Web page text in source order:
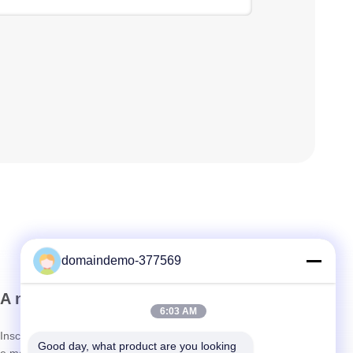
A nossa newsletter
Inscreva-se no nosso boletim informativo para obter descontos
domaindemo-377569
6:03 AM
Good day, what product are you looking